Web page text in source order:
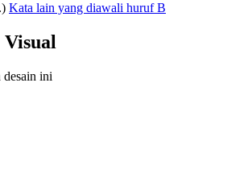
Kata lain yang diawali huruf B
Visual
desain ini